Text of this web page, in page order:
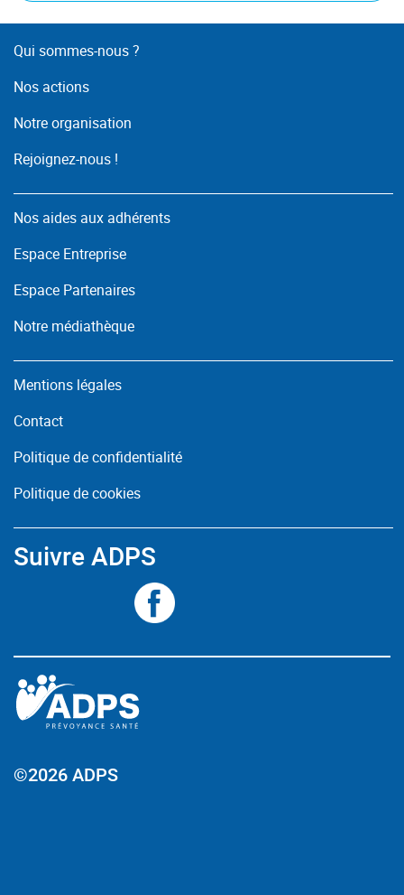
Qui sommes-nous ?
Nos actions
Notre organisation
Rejoignez-nous !
Nos aides aux adhérents
Espace Entreprise
Espace Partenaires
Notre médiathèque
Mentions légales
Contact
Politique de confidentialité
Politique de cookies
Suivre ADPS
©2026 ADPS